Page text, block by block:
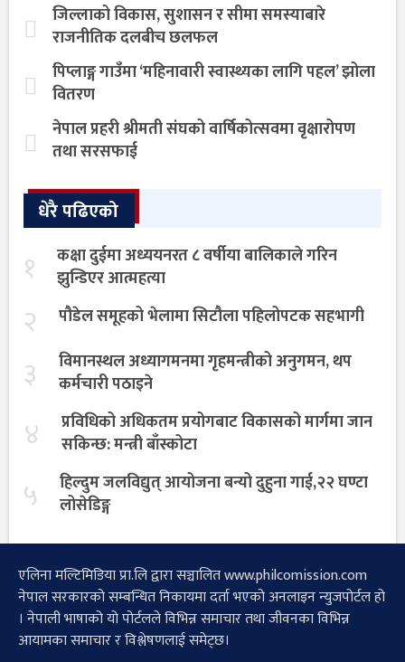
जिल्लाको विकास, सुशासन र सीमा समस्याबारे
राजनीतिक दलबीच छलफल
पिप्लाङ्ग गाउँमा ‘महिनावारी स्वास्थ्यका लागि पहल’ झोला
वितरण
नेपाल प्रहरी श्रीमती संघको वार्षिकोत्सवमा वृक्षारोपण
तथा सरसफाई
धेरै पढिएको
१
कक्षा दुईमा अध्ययनरत ८ वर्षीया बालिकाले गरिन
झुन्डिएर आत्महत्या
२ पौडेल समूहको भेलामा सिटौला पहिलोपटक सहभागी
३
विमानस्थल अध्यागमनमा गृहमन्त्रीको अनुगमन, थप
कर्मचारी पठाइने
४
प्रविधिको अधिकतम प्रयोगबाट विकासको मार्गमा जान
सकिन्छ: मन्त्री बाँस्कोटा
५
हिल्दुम जलविद्युत् आयोजना बन्यो दुहुना गाई,२२ घण्टा
लोसेडिङ्ग
एलिना मल्टिमिडिया प्रा.लि द्वारा सञ्चालित www.philcomission.com
नेपाल सरकारको सम्बन्धित निकायमा दर्ता भएको अनलाइन न्युजपोर्टल हो
। नेपाली भाषाको यो पोर्टलले विभिन्न समाचार तथा जीवनका विभिन्न
आयामका समाचार र विश्लेषणलाई समेट्छ।